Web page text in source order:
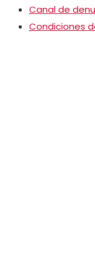
Canal de
Condiciones